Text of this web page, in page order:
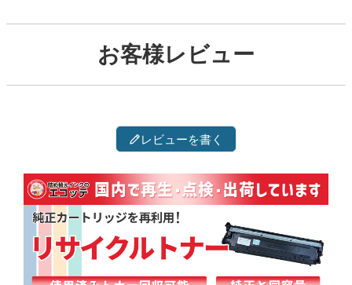
お客様レビュー
レビューを書く